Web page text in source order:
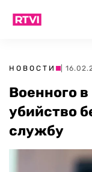
НОВОСТИ |
Военного
убийство
службу